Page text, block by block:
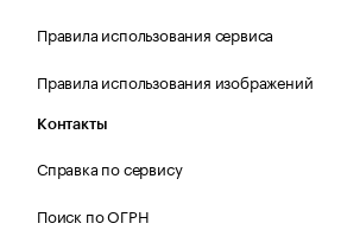
Правила использования сервиса
Правила использования изображений
Контакты
Справка по сервису
Поиск по ОГРН